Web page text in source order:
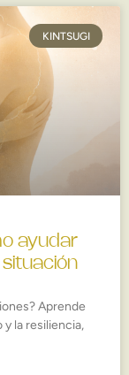
KINTSUGI
ayudar
Aprende
la resiliencia,